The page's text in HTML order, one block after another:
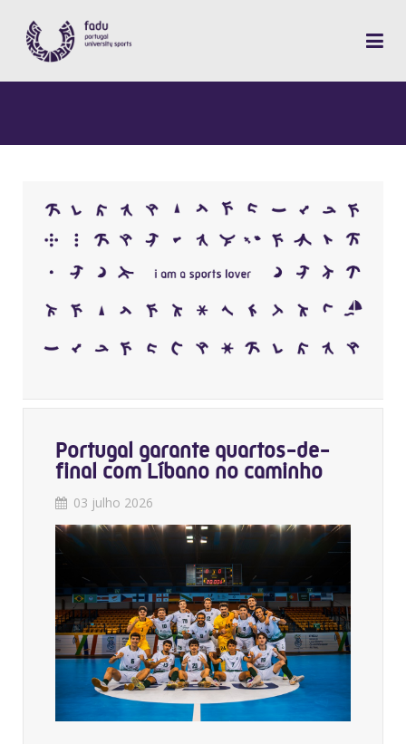
Portugal garante quartos-de-
final com Líbano no caminho
03 julho 2026